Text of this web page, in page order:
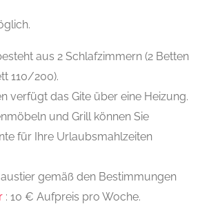
aus 2 Schlafzimmern (2 Betten
110/200).
verfügt das Gite über eine Heizung.
und Grill können Sie
für Ihre Urlaubsmahlzeiten
gemäß den Bestimmungen
: 10 € Aufpreis pro Woche.